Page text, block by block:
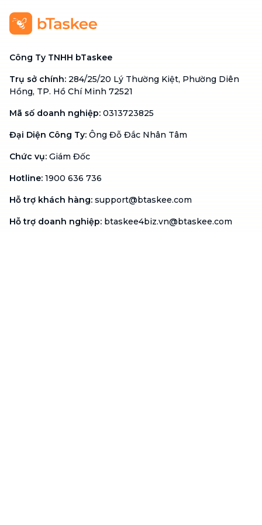
Công Ty TNHH bTaskee
Trụ sở chính: 284/25/20 Lý Thường Kiệt, Phường Diên
Hồng, TP. Hồ Chí Minh 72521
Mã số doanh nghiệp: 0313723825
Đại Diện Công Ty: Ông Đỗ Đắc Nhân Tâm
Chức vụ: Giám Đốc
Hotline: 1900 636 736
Hỗ trợ khách hàng: support@btaskee.com
Hỗ trợ doanh nghiệp: btaskee4biz.vn@btaskee.com